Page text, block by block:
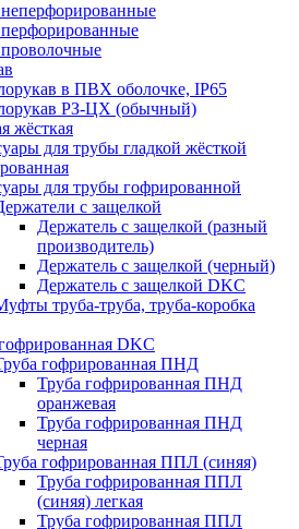
в ПВХ оболочке, IP65
РЗ-ЦХ (обычный)
жёсткая
для трубы гладкой жёсткой
для трубы гофрированной
с защелкой
Держатель с защелкой (разный
производитель)
Держатель с защелкой (черный)
Держатель с защелкой DKC
труба-труба, труба-коробка
DKC
гофрированная ПНД
Труба гофрированная ПНД
оранжевая
Труба гофрированная ПНД
черная
гофрированная ППЛ (синяя)
Труба гофрированная ППЛ
(синяя) легкая
Труба гофрированная ППЛ